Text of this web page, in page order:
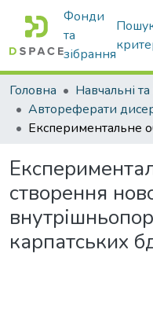
Фонди
та
зібрання
Головна
створення
карпатських